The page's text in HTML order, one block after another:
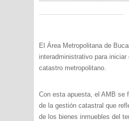
El Área Metropolitana de
interadministrativo para
catastro metropolitano.
Con esta apuesta, el AMB se
de la gestión catastral que
de los bienes inmuebles del